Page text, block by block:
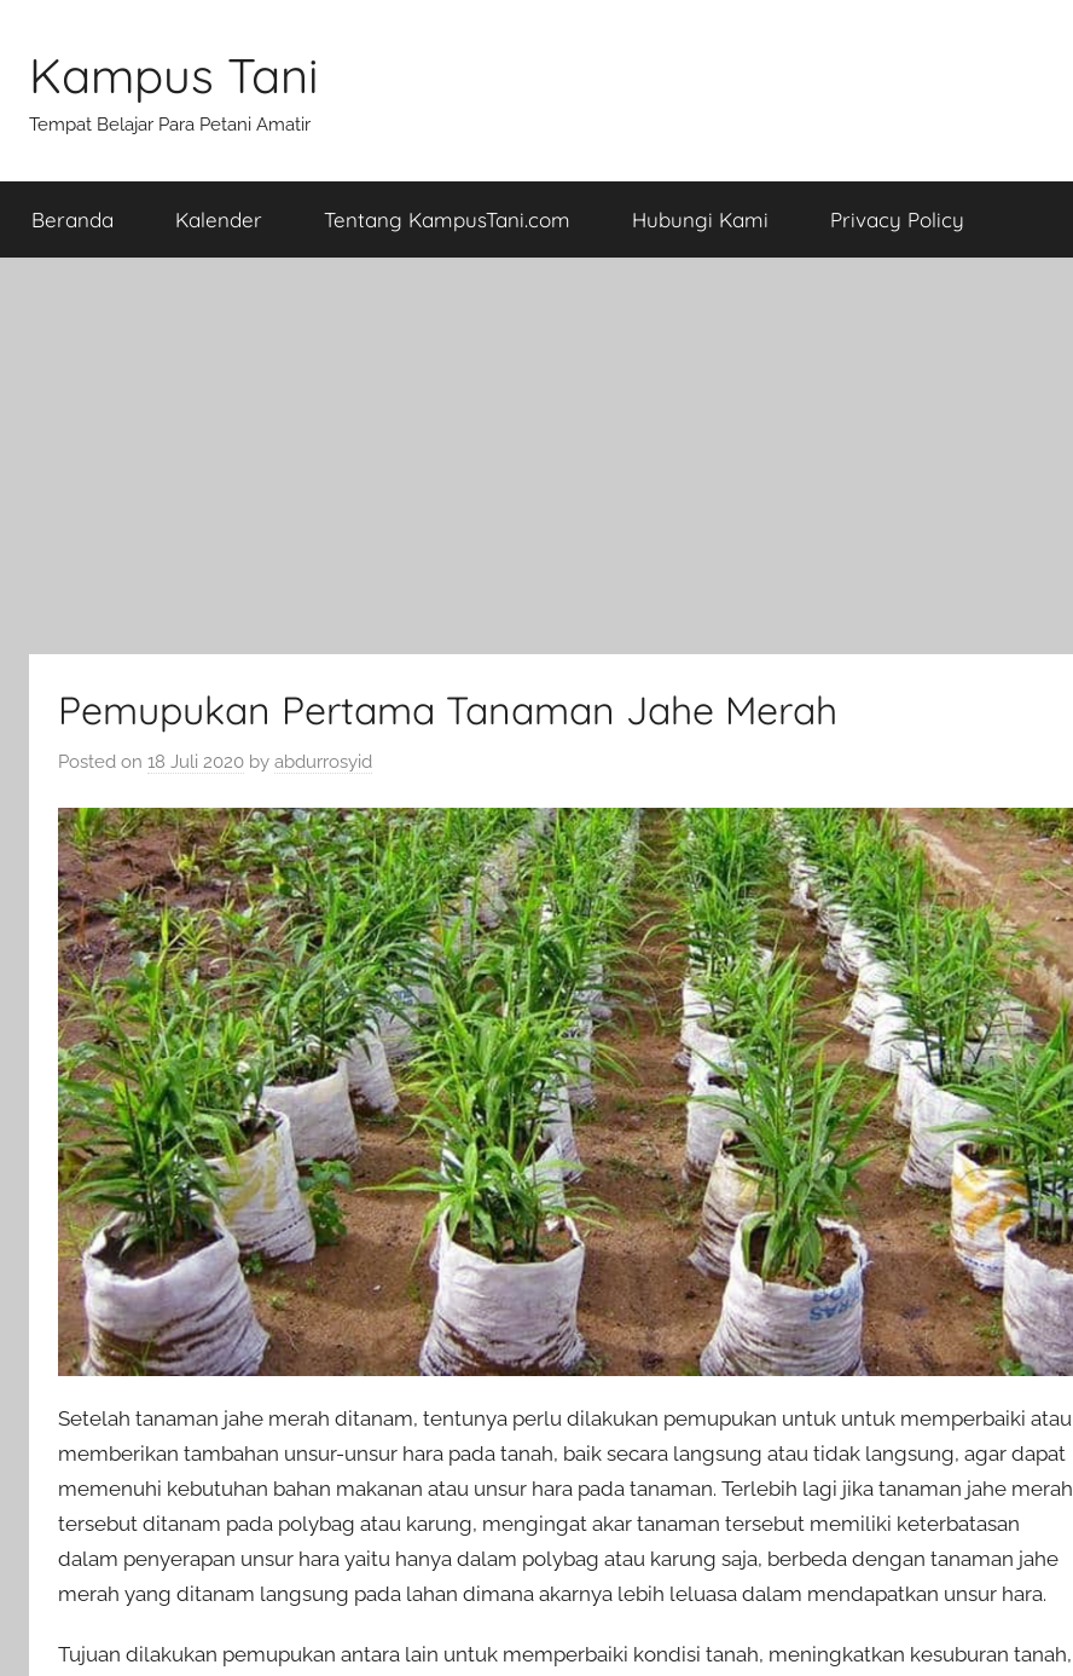
content
Kampus Tani
Tempat Belajar Para Petani Amatir
Beranda Kalender Tentang KampusTani.com Hubungi Kami Privacy Policy
Pemupukan Pertama Tanaman Jahe Merah
Posted on 18 Juli 2020 by abdurrosyid
Setelah tanaman jahe merah ditanam, tentunya perlu dilakukan pemupukan untuk untuk memperbaiki atau
memberikan tambahan unsur-unsur hara pada tanah, baik secara langsung atau tidak langsung, agar dapat
memenuhi kebutuhan bahan makanan atau unsur hara pada tanaman. Terlebih lagi jika tanaman jahe merah
tersebut ditanam pada polybag atau karung, mengingat akar tanaman tersebut memiliki keterbatasan
dalam penyerapan unsur hara yaitu hanya dalam polybag atau karung saja, berbeda dengan tanaman jahe
merah yang ditanam langsung pada lahan dimana akarnya lebih leluasa dalam mendapatkan unsur hara.
Tujuan dilakukan pemupukan antara lain untuk memperbaiki kondisi tanah, meningkatkan kesuburan tanah,